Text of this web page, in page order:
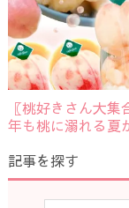
〖桃好きさん大
年も桃に溺れる
記事を探す